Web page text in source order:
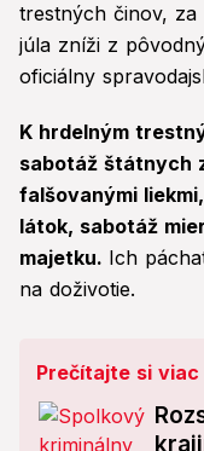
trestných činov,
júla zníži z
oficiálny
K hrdelným
sabotáž štátnych
falšovanými
látok, sabotáž
majetku. Ich
na doživotie.
Prečítajte si viac